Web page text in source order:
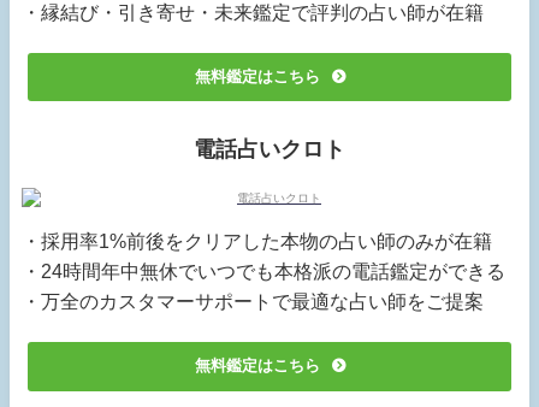
・縁結び・引き寄せ・未来鑑定で評判の占い師が在籍
無料鑑定はこちら
電話占いクロト
・採用率1%前後をクリアした本物の占い師のみが在籍
・24時間年中無休でいつでも本格派の電話鑑定ができる
・万全のカスタマーサポートで最適な占い師をご提案
無料鑑定はこちら